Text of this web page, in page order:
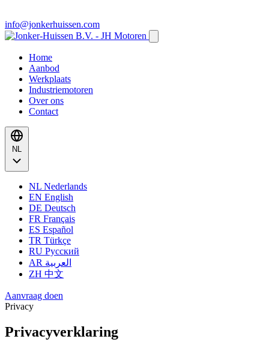
info@jonkerhuissen.com
Home
Aanbod
Werkplaats
Industriemotoren
Over ons
Contact
NL
NL Nederlands
EN English
DE Deutsch
FR Français
ES Español
TR Türkçe
RU Русский
AR العربية
ZH 中文
Aanvraag doen
Privacy
Privacyverklaring